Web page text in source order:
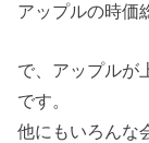
アップルの時価
で、アップルが
です。
他にもいろんな